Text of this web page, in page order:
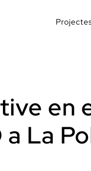
en
La